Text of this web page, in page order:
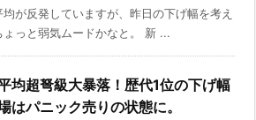
均が反発していますが、昨日の下げ幅を考え
ょっと弱気ムードかなと。 新 ...
均超弩級大暴落！歴代1位の下げ幅
はパニック売りの状態に。